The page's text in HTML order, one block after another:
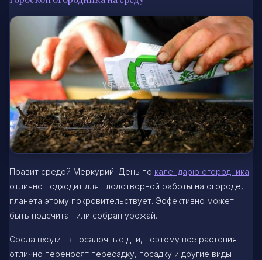
Правит средой Меркурий. День по календарю огородника
отлично подходит для плодотворной работы на огороде,
планета этому покровительствует. Эффективно может
быть подсчитан или собран урожай.
Среда входит в посадочные дни, поэтому все растения
отлично переносят пересадку, посадку и другие виды